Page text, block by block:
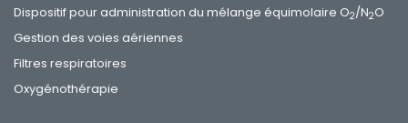
Dispositif pour administration du mélange équimolaire O2/N2O
Gestion des voies aériennes
Filtres respiratoires
Oxygénothérapie